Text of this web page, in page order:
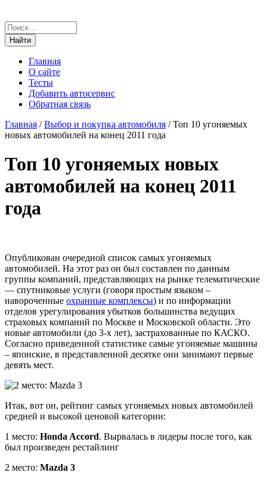
Главная
О сайте
Тесты
Добавить автосервис
Обратная связь
Главная /Выбор и покупка автомобиля /Топ 10 угоняемых
новых автомобилей на конец 2011 года
Топ 10 угоняемых новых
автомобилей на конец 2011
года
Опубликован очередной список самых угоняемых
автомобилей. На этот раз он был составлен по данным
группы компаний, представляющих на рынке телематические
— спутниковые услуги (говоря простым языком –
навороченные охранные комплексы) и по информации
отделов урегулирования убытков большинства ведущих
страховых компаний по Москве и Московской области. Это
новые автомобили (до 3-х лет), застрахованные по КАСКО.
Согласно приведенной статистике самые угоняемые машины
– японские, в представленной десятке они занимают первые
девять мест.
Итак, вот он, рейтинг самых угоняемых новых автомобилей
средней и высокой ценовой категории:
1 место: Honda Accord. Вырвалась в лидеры после того, как
был произведен рестайлинг
2 место: Mazda 3